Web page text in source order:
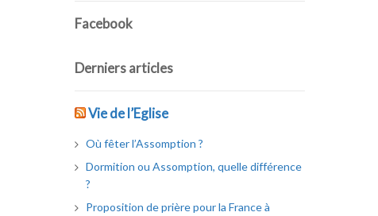
Facebook
Derniers articles
Vie de l’Eglise
Où fêter l’Assomption ?
Dormition ou Assomption, quelle différence
?
Proposition de prière pour la France à